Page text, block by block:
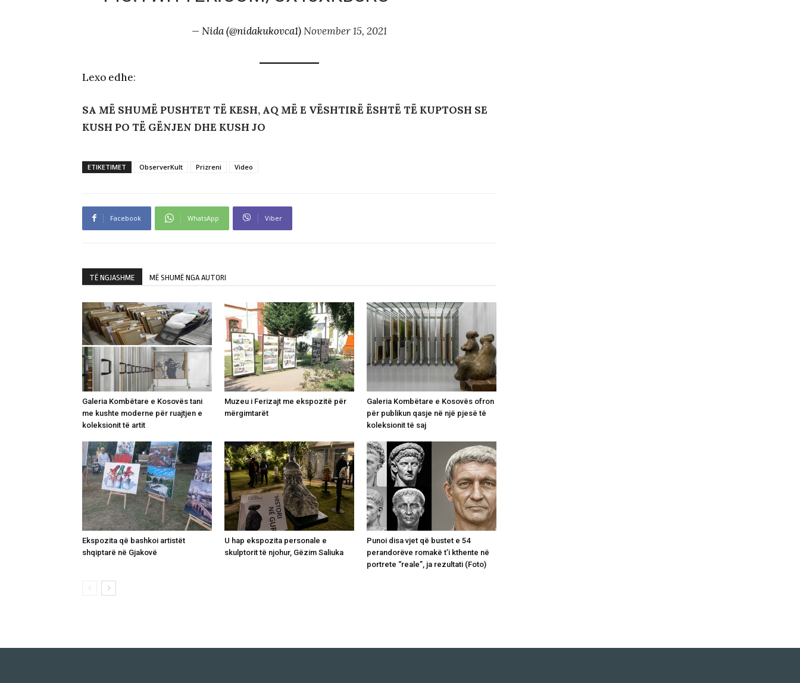
— Nida (@nidakukovca1)November 15, 2021
Lexo edhe:
SA MË SHUMË PUSHTET TË KESH, AQ MË E VËSHTIRË ËSHTË TË KUPTOSH SE
KUSH PO TË GËNJEN DHE KUSH JO
ETIKETIMET ObserverKult Prizreni Video
Facebook WhatsApp Viber
TË NGJASHME MË SHUMË NGA AUTORI
Galeria Kombëtare e Kosovës tani
me kushte moderne për ruajtjen e
koleksionit të artit
Muzeu i Ferizajt me ekspozitë për
mërgimtarët
Galeria Kombëtare e Kosovës ofron
për publikun qasje në një pjesë të
koleksionit të saj
Ekspozita që bashkoi artistët
shqiptarë në Gjakovë
U hap ekspozita personale e
skulptorit të njohur, Gëzim Saliuka
Punoi disa vjet që bustet e 54
perandorëve romakë t’i kthente në
portrete “reale”, ja rezultati (Foto)